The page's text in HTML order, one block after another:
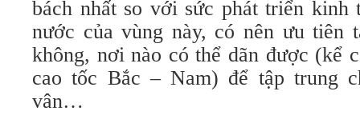
bách nhất so với sức phát triển kinh
nước của vùng này, có nên ưu tiên
không, nơi nào có thể dãn được (kể
cao tốc Bắc – Nam) để tập trung
vân…